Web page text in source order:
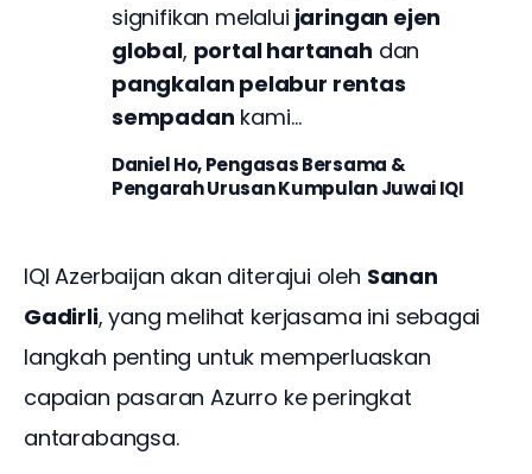
signifikan melalui jaringan ejen
global, portal hartanah dan
pangkalan pelabur rentas
sempadan kami…
Daniel Ho, Pengasas Bersama &
Pengarah Urusan Kumpulan Juwai IQI
IQI Azerbaijan akan diterajui oleh Sanan
Gadirli, yang melihat kerjasama ini sebagai
langkah penting untuk memperluaskan
capaian pasaran Azurro ke peringkat
antarabangsa.